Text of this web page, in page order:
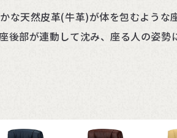
な天然皮革(牛革)が体を包むような
後部が連動して沈み、座る人の姿勢